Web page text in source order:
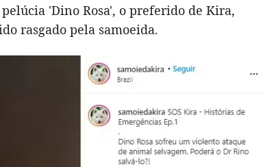
'Dino Rosa', o preferido de Kira,
rasgado pela samoeida.